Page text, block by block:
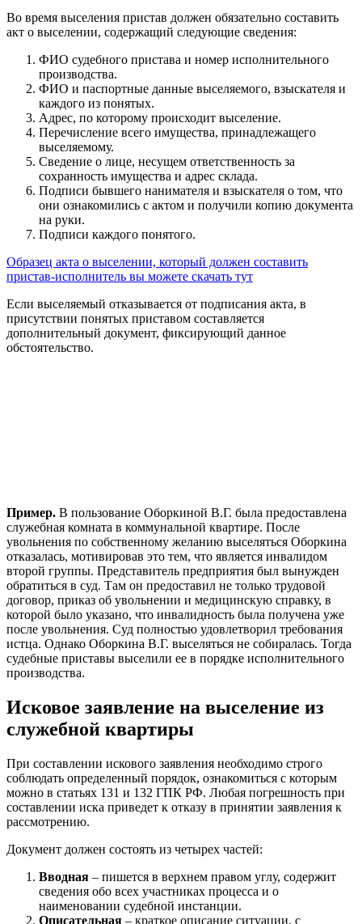
Во время выселения пристав должен обязательно составить
акт о выселении, содержащий следующие сведения:
ФИО судебного пристава и номер исполнительного
производства.
ФИО и паспортные данные выселяемого, взыскателя и
каждого из понятых.
Адрес, по которому происходит выселение.
Перечисление всего имущества, принадлежащего
выселяемому.
Сведение о лице, несущем ответственность за
сохранность имущества и адрес склада.
Подписи бывшего нанимателя и взыскателя о том, что
они ознакомились с актом и получили копию документа
на руки.
Подписи каждого понятого.
Образец акта о выселении, который должен составить
пристав-исполнитель вы можете скачать тут
Если выселяемый отказывается от подписания акта, в
присутствии понятых приставом составляется
дополнительный документ, фиксирующий данное
обстоятельство.
Пример. В пользование Оборкиной В.Г. была предоставлена
служебная комната в коммунальной квартире. После
увольнения по собственному желанию выселяться Оборкина
отказалась, мотивировав это тем, что является инвалидом
второй группы. Представитель предприятия был вынужден
обратиться в суд. Там он предоставил не только трудовой
договор, приказ об увольнении и медицинскую справку, в
которой было указано, что инвалидность была получена уже
после увольнения. Суд полностью удовлетворил требования
истца. Однако Оборкина В.Г. выселяться не собиралась. Тогда
судебные приставы выселили ее в порядке исполнительного
производства.
Исковое заявление на выселение из
служебной квартиры
При составлении искового заявления необходимо строго
соблюдать определенный порядок, ознакомиться с которым
можно в статьях 131 и 132 ГПК РФ. Любая погрешность при
составлении иска приведет к отказу в принятии заявления к
рассмотрению.
Документ должен состоять из четырех частей:
Вводная – пишется в верхнем правом углу, содержит
сведения обо всех участниках процесса и о
наименовании судебной инстанции.
Описательная – краткое описание ситуации, с